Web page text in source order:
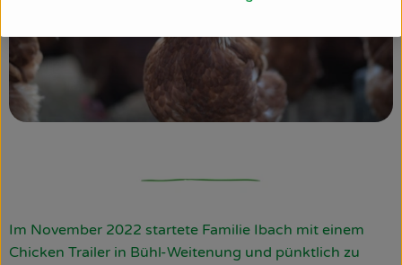
Im November 2022 startete Familie Ibach mit einem
Chicken Trailer in Bühl-Weitenung und pünktlich zu